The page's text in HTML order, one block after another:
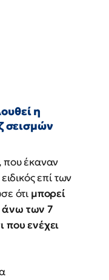
η
σεισμών
που έκαναν
επί των
ότι μπορεί
άνω των 7
που ενέχει